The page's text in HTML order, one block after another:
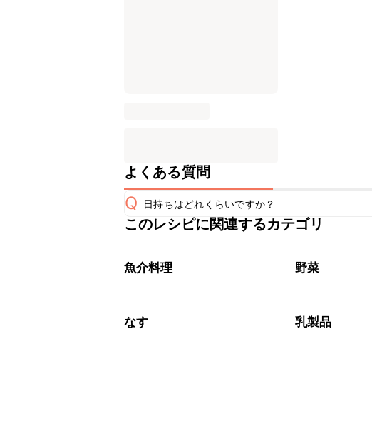
よくある質問
Q 日持ちはどれくらいですか？
保存期間は冷蔵で当日中が目安です。なるべくお
※日持ちは目安です。
このレシピに関連するカテゴリ
魚介料理 野菜
なす 乳製品